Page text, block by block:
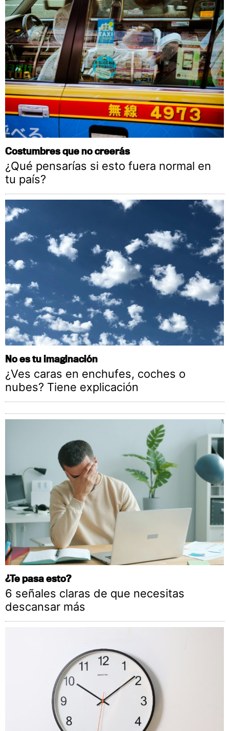
Costumbres que no creerás
¿Qué pensarías si esto fuera normal en
tu país?
No es tu imaginación
¿Ves caras en enchufes, coches o
nubes? Tiene explicación
¿Te pasa esto?
6 señales claras de que necesitas
descansar más